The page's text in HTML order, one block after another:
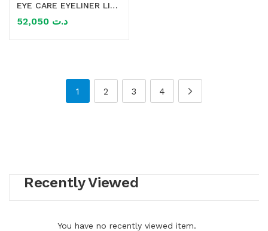
EYE CARE EYELINER LIQUIDE 5G
د.ت
1 2 3 4
Recently Viewed
You have no recently viewed item.